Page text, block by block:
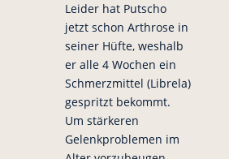
Leider hat Putscho
jetzt schon Arthrose in
seiner Hüfte, weshalb
er alle 4 Wochen ein
Schmerzmittel (Librela)
gespritzt bekommt.
Um stärkeren
Gelenkproblemen im